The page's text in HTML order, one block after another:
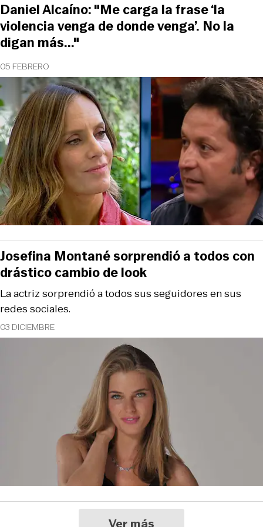
05 FEBRERO
Daniel Alcaíno: "Me carga la frase ‘la
violencia venga de donde venga’. No la
digan más..."
03 DICIEMBRE
La actriz sorprendió a todos sus seguidores en sus
redes sociales.
Josefina Montané sorprendió a todos con
drástico cambio de look
Ver más